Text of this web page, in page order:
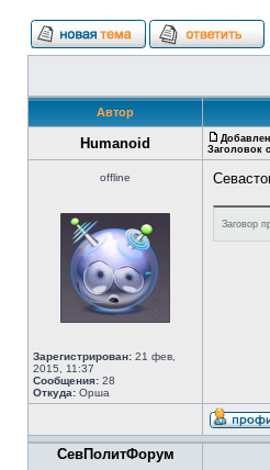
Автор
Humanoid
Заголовок
offline
Зарегистрирован: 21 фев,
2015, 11:37
Сообщения: 28
Откуда: Орша
Заговор
СевПолитФорум